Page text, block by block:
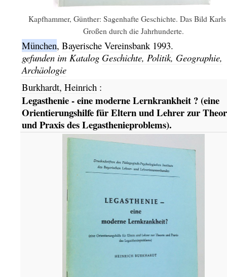
Kapfhammer, Günther: Sagenhafte Geschichte. Das Bild
Großen durch die Jahrhunderte.
München, Bayerische Vereinsbank 1993.
gefunden im Katalog Geschichte, Politik, Geographie,
Archäologie
Burkhardt, Heinrich :
Legasthenie - eine moderne Lernkrankheit ? (eine
Orientierungshilfe für Eltern und Lehrer zur
und Praxis des Legasthenieproblems).